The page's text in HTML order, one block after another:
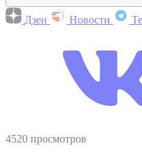
Дзен Новости
4520 просмотров